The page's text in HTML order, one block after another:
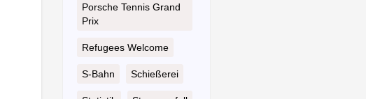
Porsche Tennis Grand
Prix
Refugees Welcome
S-Bahn Schießerei